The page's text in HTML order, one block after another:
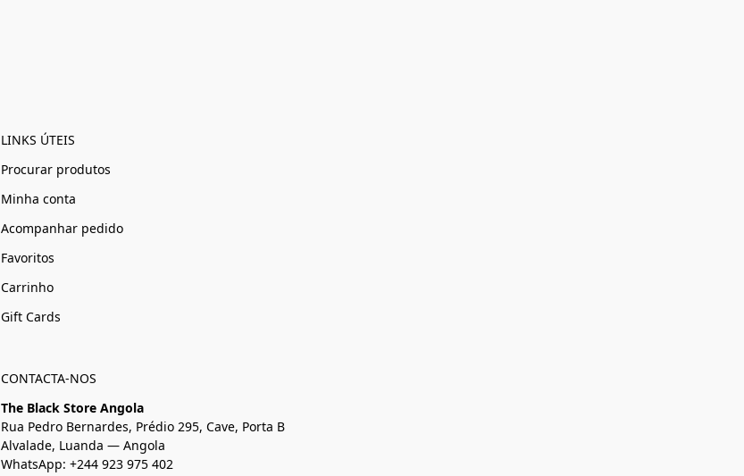
LINKS ÚTEIS
Procurar produtos
Minha conta
Acompanhar pedido
Favoritos
Carrinho
Gift Cards
CONTACTA-NOS
The Black Store Angola
Rua Pedro Bernardes, Prédio 295, Cave, Porta B
Alvalade, Luanda — Angola
WhatsApp: +244 923 975 402